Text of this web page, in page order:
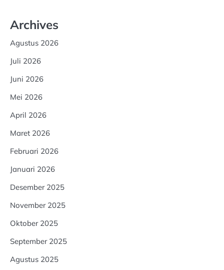
Archives
Agustus 2026
Juli 2026
Juni 2026
Mei 2026
April 2026
Maret 2026
Februari 2026
Januari 2026
Desember 2025
November 2025
Oktober 2025
September 2025
Agustus 2025